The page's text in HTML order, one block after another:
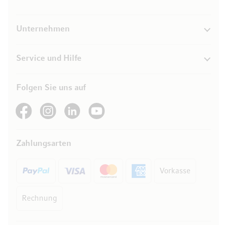
Unternehmen
Service und Hilfe
Folgen Sie uns auf
See our FacebookSee our Instagram account
See our LinkedInSee our YouTube channel
Zahlungsarten
Vorkasse
Rechnung